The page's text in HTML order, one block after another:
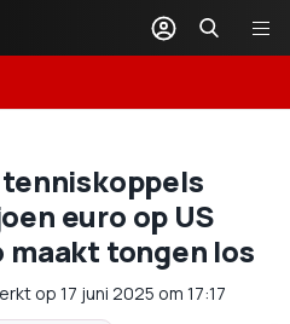
euro op US
maakt tongen los
op 17 juni 2025 om 17:17